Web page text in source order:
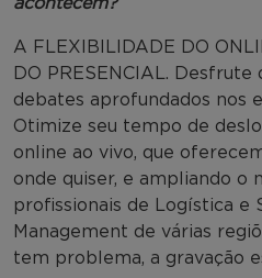
A FLEXIBILIDADE DO
DO PRESENCIAL.
debates aprofundados nos
Otimize seu tempo de
online ao vivo, que
onde quiser, e ampliando o
profissionais de Logística e
Management de várias
tem problema, a gravação